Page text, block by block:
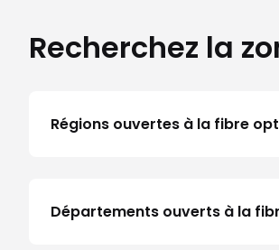
Recherchez la
Régions ouvertes à la fibre
Départements ouverts à la